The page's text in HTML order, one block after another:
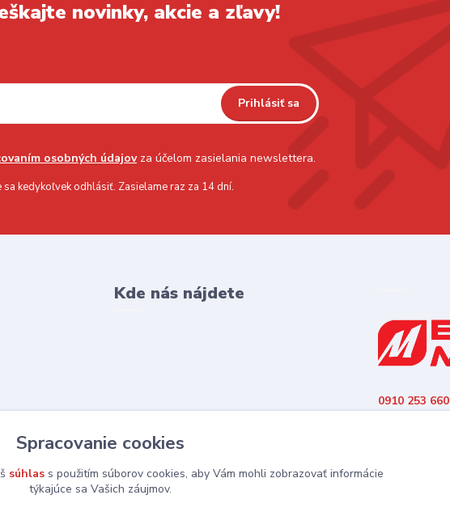
novinky, akcie a zľavy!
Prihlásiť sa
osobných údajovza účelom zasielania newslettera.
sa kedykoľvek odhlásiť. Zasielame raz za 14 dní.
Kde nás nájdete
0910 253 660
Spracovanie cookies
súhlas s použitím súborov cookies, aby Vám mohli zobrazovať informácie
týkajúce sa Vašich záujmov.